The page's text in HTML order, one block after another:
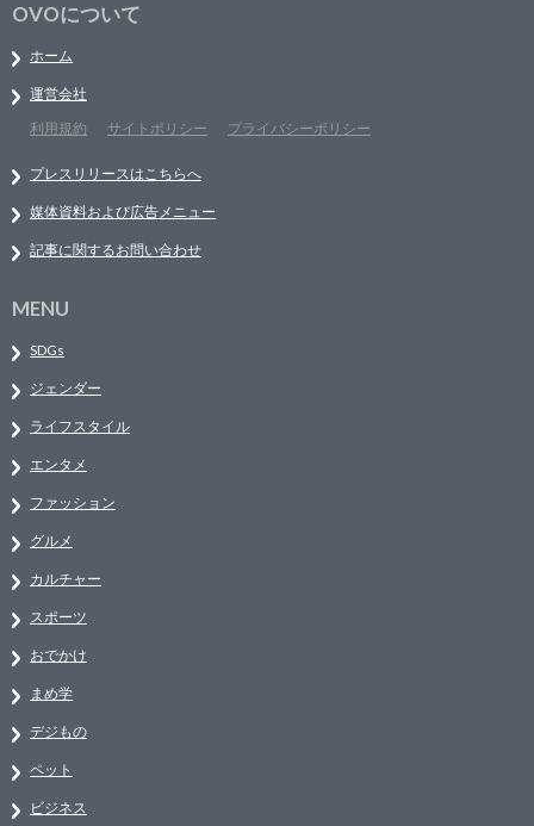
OVOについて
ホーム
運営会社
利用規約
サイトポリシー プライバシーポリシー
プレスリリースはこちらへ
媒体資料および広告メニュー
記事に関するお問い合わせ
MENU
SDGs
ジェンダー
ライフスタイル
エンタメ
ファッション
グルメ
カルチャー
スポーツ
おでかけ
まめ学
デジもの
ペット
ビジネス